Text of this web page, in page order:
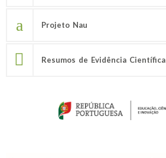
Projeto Nau
Resumos de Evidência Científica